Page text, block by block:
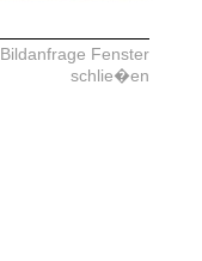
Bildanfrage Fenster
schlie�en